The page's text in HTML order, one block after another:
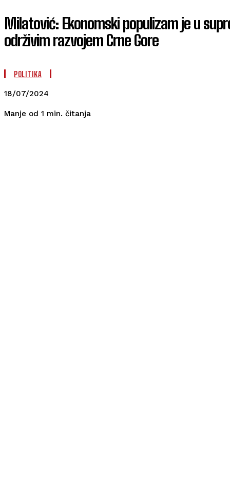
Milatović: Ekonomski populizam je u
održivim razvojem Crne Gore
POLITIKA
18/07/2024
Manje od 1 min. čitanja